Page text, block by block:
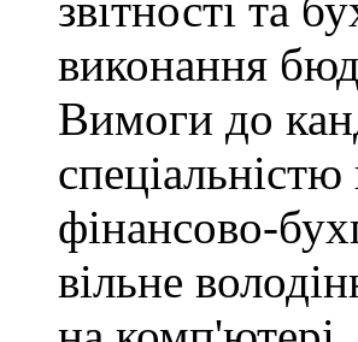
виконання
Вимоги до
фінансово-
вільне